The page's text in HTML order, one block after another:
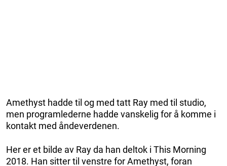
Amethyst hadde til og med tatt Ray med til studio,
men programlederne hadde vanskelig for å komme i
kontakt med åndeverdenen.
Her er et bilde av Ray da han deltok i This Morning
2018. Han sitter til venstre for Amethyst, foran